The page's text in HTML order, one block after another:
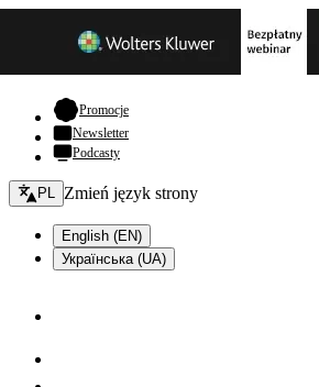
Promocje- otwiera się w nowej karcie
Newsletter
Podcasty
Zmień język - bieżący:
PL Zmień język strony
English (EN)
Українська (UA)